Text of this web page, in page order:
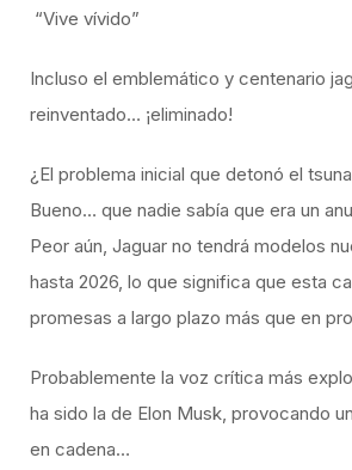
“Vive vívido”
Incluso el emblemático y centenario
reinventado… ¡eliminado!
¿El problema inicial que detonó el
Bueno… que nadie sabía que era un
Peor aún, Jaguar no tendrá modelos
hasta 2026, lo que significa que esta
promesas a largo plazo más que en
Probablemente la voz crítica más
ha sido la de Elon Musk, provocando
en cadena…